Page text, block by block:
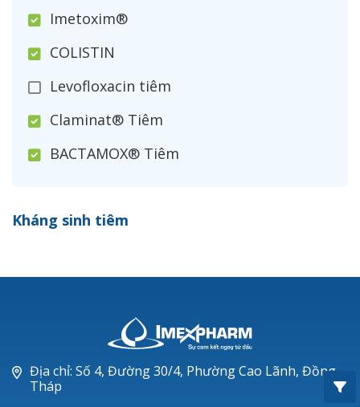
Imetoxim®
COLISTIN
Levofloxacin tiêm
Claminat® Tiêm
BACTAMOX® Tiêm
Ceftizoxim®
Piperacillin
Ticarlinat®
Kháng sinh tiêm
Địa chỉ: Số 4, Đường 30/4, Phường Cao Lãnh, Đồng
Tháp